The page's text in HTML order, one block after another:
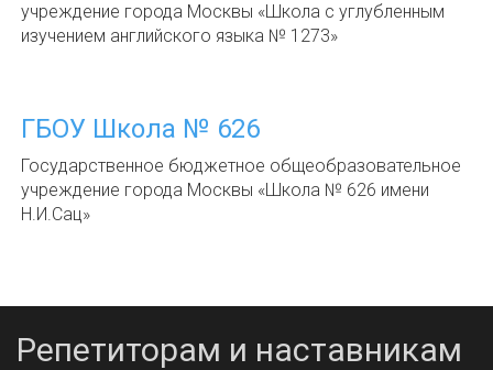
учреждение города Москвы «Школа с углубленным
изучением английского языка № 1273»
ГБОУ Школа № 626
Государственное бюджетное общеобразовательное
учреждение города Москвы «Школа № 626 имени
Н.И.Сац»
Репетиторам и наставникам